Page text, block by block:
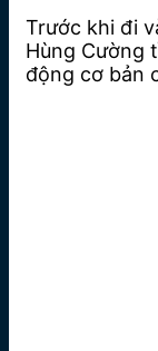
Trước khi đi
Hùng Cường
động cơ bản